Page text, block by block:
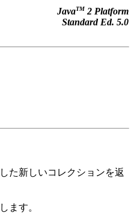
JavaTM 2 Platform
Standard Ed. 5.0
た新しいコレクションを返
ます。